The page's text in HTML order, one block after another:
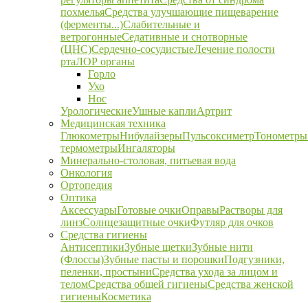
похмельяСредства улучшающие пищеварение
(ферменты...)Слабительные и
ветрогонныеСедативные и снотворные
(ЦНС)Сердечно-сосудистыеЛечение полости
ртаЛОР органы
Горло
Ухо
Нос
УрологическиеУшные каплиАртрит
Медицинская техника
ГлюкометрыНибулайзерыПульсоксиметрТонометры
термометрыИнгаляторы
Минерально-столовая, питьевая вода
Онкология
Ортопедия
Оптика
АксессуарыГотовые очкиОправыРастворы для
линзСолнцезащитные очкиФутляр для очков
Средства гигиены
АнтисептикиЗубные щеткиЗубные нити
(Флоссы)Зубные пасты и порошкиПодгузники,
пеленки, простыниСредства ухода за лицом и
теломСредства общей гигиеныСредства женской
гигиеныКосметика